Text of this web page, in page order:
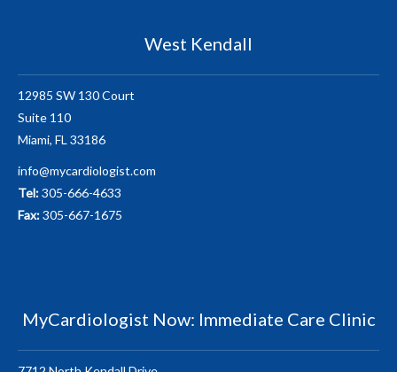
West Kendall
12985 SW 130 Court
Suite 110
Miami, FL 33186
info@mycardiologist.com
Tel:305-666-4633
Fax:305-667-1675
MyCardiologist Now: Immediate Care Clinic